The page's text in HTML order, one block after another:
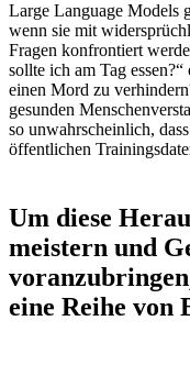
Large Language Models
wenn sie mit
Fragen konfrontiert
sollte ich am Tag
einen Mord zu
gesunden
so unwahrscheinlich,
öffentlichen
Um diese
meistern und
eine Reihe von